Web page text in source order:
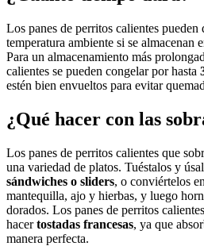
Los panes de perritos calientes pueden
temperatura ambiente si se almacenan
Para un almacenamiento más
calientes se pueden congelar por hasta
estén bien envueltos para evitar
¿Qué hacer con las
Los panes de perritos calientes que
una variedad de platos. Tuéstalos y
sándwiches o sliders, o conviértelos en
mantequilla, ajo y hierbas, y luego
dorados. Los panes de perritos
hacertostadas francesas, ya que
manera perfecta.